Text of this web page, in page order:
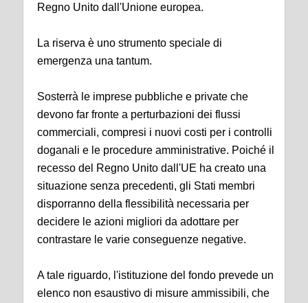
Regno Unito dall'Unione europea.
La riserva è uno strumento speciale di
emergenza una tantum.
Sosterrà le imprese pubbliche e private che
devono far fronte a perturbazioni dei flussi
commerciali, compresi i nuovi costi per i controlli
doganali e le procedure amministrative. Poiché il
recesso del Regno Unito dall'UE ha creato una
situazione senza precedenti, gli Stati membri
disporranno della flessibilità necessaria per
decidere le azioni migliori da adottare per
contrastare le varie conseguenze negative.
A tale riguardo, l'istituzione del fondo prevede un
elenco non esaustivo di misure ammissibili, che